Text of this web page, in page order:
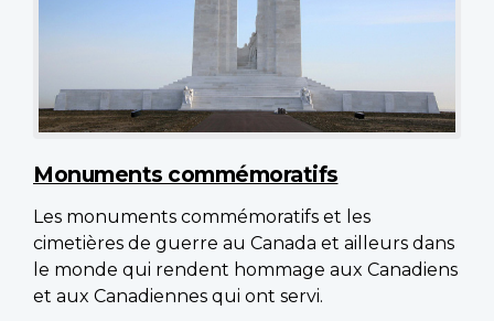
Monuments commémoratifs
Les monuments commémoratifs et les
cimetières de guerre au Canada et ailleurs dans
le monde qui rendent hommage aux Canadiens
et aux Canadiennes qui ont servi.